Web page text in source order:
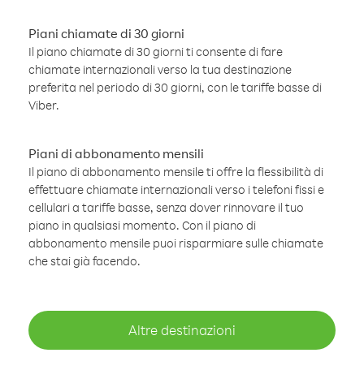
Piani chiamate di 30 giorni
Il piano chiamate di 30 giorni ti consente di fare
chiamate internazionali verso la tua destinazione
preferita nel periodo di 30 giorni, con le tariffe basse di
Viber.
Piani di abbonamento mensili
Il piano di abbonamento mensile ti offre la flessibilità di
effettuare chiamate internazionali verso i telefoni fissi e
cellulari a tariffe basse, senza dover rinnovare il tuo
piano in qualsiasi momento. Con il piano di
abbonamento mensile puoi risparmiare sulle chiamate
che stai già facendo.
Altre destinazioni